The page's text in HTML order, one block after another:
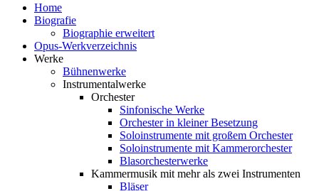
Home
Biografie
Biographie erweitert
Opus-Werkverzeichnis
Werke
Bühnenwerke
Instrumentalwerke
Orchester
Sinfonische Werke
Orchester in kleiner Besetzung
Soloinstrumente mit großem Orchester
Soloinstrumente mit Kammerorchester
Blasorchesterwerke
Kammermusik mit mehr als zwei Instrumenten
Bläser